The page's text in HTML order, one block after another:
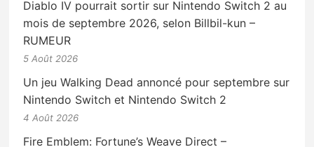
Diablo IV pourrait sortir sur Nintendo Switch 2 au
mois de septembre 2026, selon Billbil-kun –
RUMEUR
5 Août 2026
Un jeu Walking Dead annoncé pour septembre sur
Nintendo Switch et Nintendo Switch 2
4 Août 2026
Fire Emblem: Fortune’s Weave Direct –